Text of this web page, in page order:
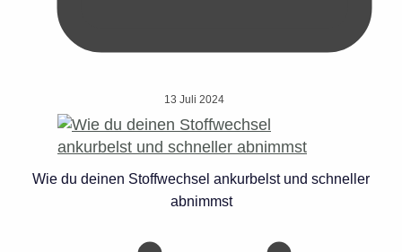
13 Juli 2024
Wie du deinen Stoffwechsel ankurbelst und schneller
abnimmst